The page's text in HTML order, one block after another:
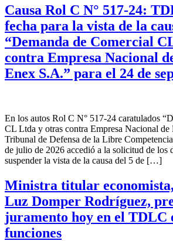
Causa Rol C N° 517-24:
fecha para la vista de la
“Demanda de Comercial
contra Empresa Nacional
Enex S.A.” para el 24 de
En los autos Rol C N° 517-24 caratulados
CL Ltda y otras contra Empresa Nacional
Tribunal de Defensa de la Libre
de julio de 2026 accedió a la solicitud de los
suspender la vista de la causa del 5 de […]
Ministra titular
Luz Domper Rodríguez,
juramento hoy en el TDLC
funciones